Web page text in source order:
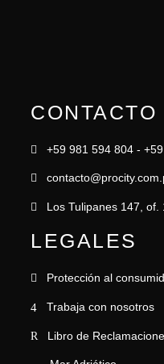
CONTACTO
+59 981 594 804 -
Los Tulipanes 147, of.
LEGALES
Protección al
Trabaja con nosotros
Libro de